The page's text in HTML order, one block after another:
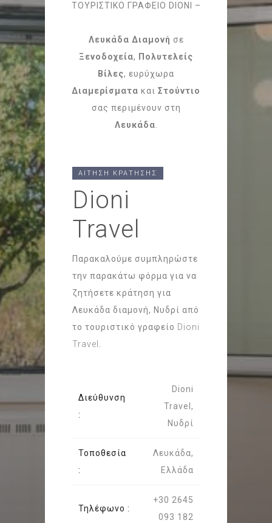
ΤΟΥΡΙΣΤΙΚΟ ΓΡΑΦΕΙΟ DIONI –
Λευκάδα Διαμονή σε
Ξενοδοχεία, Πολυτελείς
Βίλες, ευρύχωρα
Διαμερίσματα και Στούντιο
σας περιμένουν στη
Λευκάδα
ΑΙΤΗΣΗ ΚΡΑΤΗΣΗΣ
Dioni
Travel
Παρακαλούμε συμπληρώστε
την παρακάτω φόρμα για να
ζητήσετε κράτηση για
Λευκάδα διαμονή, Νυδρί από
το τουριστικό γραφείο Dioni
Travel
Διεύθυνση
:
Dioni
Travel,
Νυδρί
Τοποθεσία
:
Λευκάδα,
Ελλάδα
Τηλέφωνο :
+30 2645
093 182